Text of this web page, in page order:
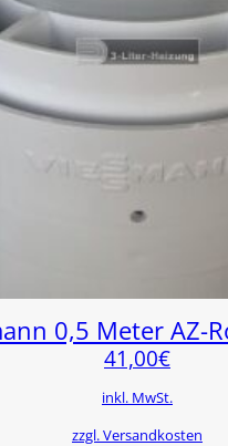
0,5 Meter AZ-
41,00€
inkl. MwSt.
zzgl. Versandkosten